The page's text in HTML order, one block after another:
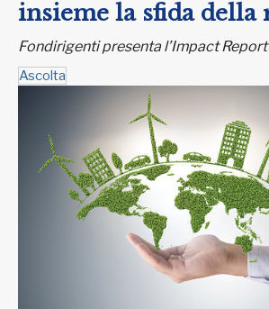
insieme la sfida della
Fondirigenti presenta l’Impact
Ascolta